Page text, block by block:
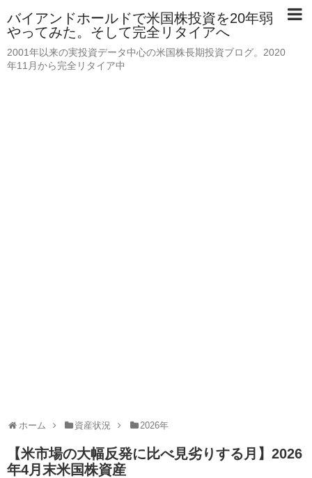
バイアンドホールドで米国株投資を20年弱
やってみた。そして完全リタイアへ
2001年以来の実投資データ中心の米国株長期投資ブログ。2020
年11月から完全リタイア中
ホーム 資産状況 2026年
【米市場の大幅反発に比べ見劣りする月】2026
年4月末米国株資産